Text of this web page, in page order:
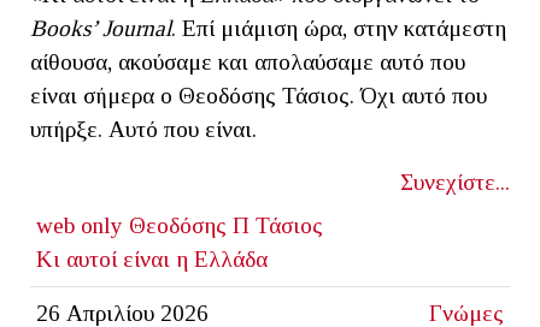
Βοοks’ Journal. Επί μιάμιση ώρα, στην κατάμεστη
αίθουσα, ακούσαμε και απολαύσαμε αυτό που
είναι σήμερα ο Θεοδόσης Τάσιος. Όχι αυτό που
υπήρξε. Αυτό που είναι.
Συνεχίστε...
web only Θεοδόσης Π Τάσιος
Κι αυτοί είναι η Ελλάδα
26 Απριλίου 2026 Γνώμες